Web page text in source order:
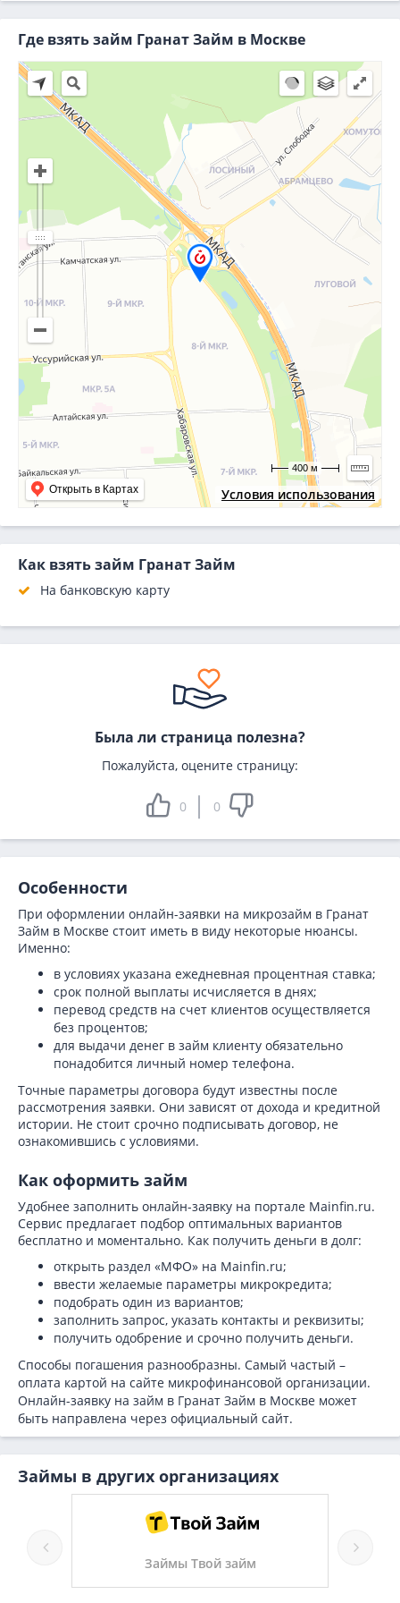
Где взять займ Гранат Займ в Москве
Условия использования
Открыть в Картах
400 м
Как взять займ Гранат Займ
На банковскую карту
Была ли страница полезна?
Пожалуйста, оцените страницу:
0 0
Особенности
При оформлении онлайн-заявки на микрозайм в Гранат
Займ в Москве стоит иметь в виду некоторые нюансы.
Именно:
в условиях указана ежедневная процентная ставка;
срок полной выплаты исчисляется в днях;
перевод средств на счет клиентов осуществляется
без процентов;
для выдачи денег в займ клиенту обязательно
понадобится личный номер телефона.
Точные параметры договора будут известны после
рассмотрения заявки. Они зависят от дохода и кредитной
истории. Не стоит срочно подписывать договор, не
ознакомившись с условиями.
Как оформить займ
Удобнее заполнить онлайн-заявку на портале Mainfin.ru.
Сервис предлагает подбор оптимальных вариантов
бесплатно и моментально. Как получить деньги в долг:
открыть раздел «МФО» на Mainfin.ru;
ввести желаемые параметры микрокредита;
подобрать один из вариантов;
заполнить запрос, указать контакты и реквизиты;
получить одобрение и срочно получить деньги.
Способы погашения разнообразны. Самый частый –
оплата картой на сайте микрофинансовой организации.
Онлайн-заявку на займ в Гранат Займ в Москве может
быть направлена через официальный сайт.
Займы в других организациях
Займы Твой займ